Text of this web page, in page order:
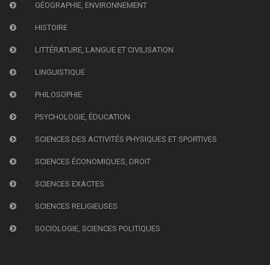
GÉOGRAPHIE, ENVIRONNEMENT
HISTOIRE
LITTÉRATURE, LANGUE ET CIVILISATION
LINGUISTIQUE
PHILOSOPHIE
PSYCHOLOGIE, ÉDUCATION
SCIENCES DES ACTIVITÉS PHYSIQUES ET SPORTIVES
SCIENCES ÉCONOMIQUES, DROIT
SCIENCES EXACTES
SCIENCES RELIGIEUSES
SOCIOLOGIE, SCIENCES POLITIQUES